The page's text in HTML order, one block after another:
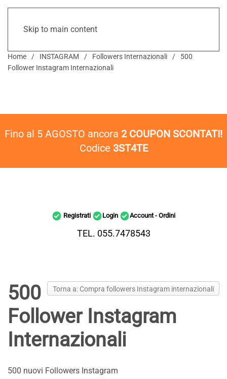
Skip to main content
Home INSTAGRAM Followers Internazionali
500
Follower Instagram Internazionali
Fino al 5 AGOSTO ancora 2 COUPON SCONTATI!
Codice 3ST4TE
Registrati Login Account - Ordini
TEL. 055.7478543
Torna a: Compra followers Instagram internazionali
500
Follower Instagram
Internazionali
500 nuovi Followers Instagram